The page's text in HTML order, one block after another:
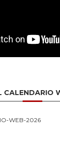
CALENDARIO